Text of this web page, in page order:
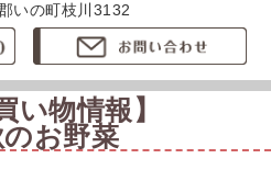
いの町枝川3132
い物情報】
お野菜